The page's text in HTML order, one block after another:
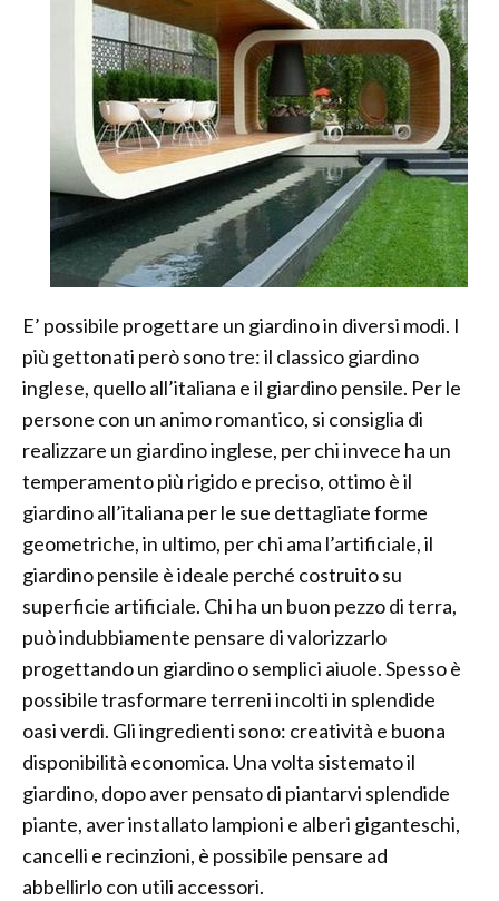
E’ possibile progettare un giardino in diversi modi. I
più gettonati però sono tre: il classico giardino
inglese, quello all’italiana e il giardino pensile. Per le
persone con un animo romantico, si consiglia di
realizzare un giardino inglese, per chi invece ha un
temperamento più rigido e preciso, ottimo è il
giardino all’italiana per le sue dettagliate forme
geometriche, in ultimo, per chi ama l’artificiale, il
giardino pensile è ideale perché costruito su
superficie artificiale. Chi ha un buon pezzo di terra,
può indubbiamente pensare di valorizzarlo
progettando un giardino o semplici aiuole. Spesso è
possibile trasformare terreni incolti in splendide
oasi verdi. Gli ingredienti sono: creatività e buona
disponibilità economica. Una volta sistemato il
giardino, dopo aver pensato di piantarvi splendide
piante, aver installato lampioni e alberi giganteschi,
cancelli e recinzioni, è possibile pensare ad
abbellirlo con utili accessori.